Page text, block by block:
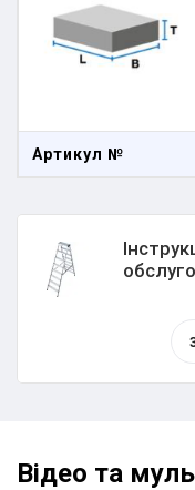
Артикул №
Відео та